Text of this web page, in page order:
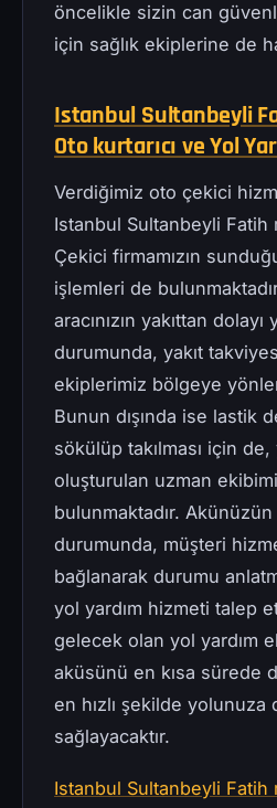
öncelikle sizin can
için sağlık ekiplerine de
Istanbul Sultanbeyli
Oto kurtarıcı ve Yol
Verdiğimiz oto çekici
Istanbul Sultanbeyli Fatih
Çekici firmamızın
işlemleri de
aracınızın yakıttan dolayı
durumunda, yakıt
ekiplerimiz bölgeye
Bunun dışında ise lastik
sökülüp takılması için
oluşturulan uzman
bulunmaktadır.
durumunda, müşteri
bağlanarak durumu
yol yardım hizmeti talep
gelecek olan yol yardım
aküsünü en kısa sürede
en hızlı şekilde yolunuza
sağlayacaktır.
Istanbul Sultanbeyli Fatih